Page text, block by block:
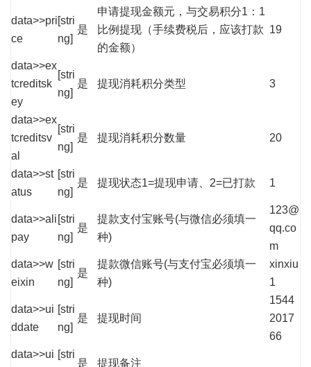
data>>pri
ce
[stri
ng]
是
申请提现金额元，与交易积分1：1
比例提现（手续费税后，应该打款
的金额）
19
data>>ex
tcreditsk
ey
[stri
ng]
是 提现消耗积分类型 3
data>>ex
tcreditsv
al
[stri
ng]
是 提现消耗积分数量 20
data>>st
atus
[stri
ng]
是 提现状态1=提现申请、2=已打款 1
data>>ali
pay
[stri
ng]
是
提款支付宝账号(与微信必须填一
种)
123@
qq.co
m
data>>w
eixin
[stri
ng]
是
提款微信账号(与支付宝必须填一
种)
xinxiu
1
data>>ui
ddate
[stri
ng]
是 提现时间
1544
2017
66
data>>ui [stri
是 提现备注